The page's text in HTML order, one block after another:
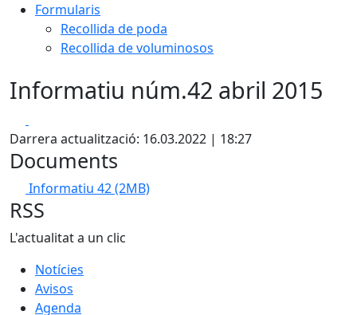
Formularis
Recollida de poda
Recollida de voluminosos
Informatiu núm.42 abril 2015
Darrera actualització: 16.03.2022 | 18:27
Documents
Informatiu 42(2MB)
RSS
L'actualitat a un clic
Notícies
Avisos
Agenda